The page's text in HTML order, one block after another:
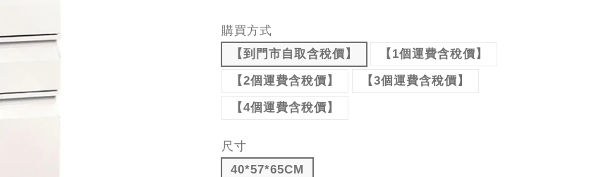
購買方式
【到門市自取含稅價】
【1個運費含稅價】
【2個運費含稅價】
【3個運費含稅價】
【4個運費含稅價】
尺寸
40*57*65CM